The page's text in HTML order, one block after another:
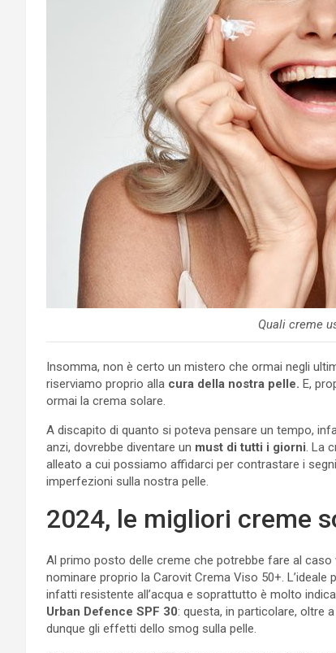
Quali creme
Insomma, non è certo un mistero che ormai negli
riserviamo proprio alla cura della nostra pelle. E,
ormai la crema solare.
A discapito di quanto si poteva pensare un tempo,
anzi, dovrebbe diventare un must di tutti i giorni . La
alleato a cui possiamo affidarci per contrastare i
imperfezioni sulla nostra pelle.
2024, le migliori creme
Al primo posto delle creme che potrebbe fare al
nominare proprio la Carovit Crema Viso 50+.
infatti resistente all’acqua e soprattutto è molto
Urban Defence SPF 30: questa, in particolare, oltre
dunque gli effetti dello smog sulla pelle.